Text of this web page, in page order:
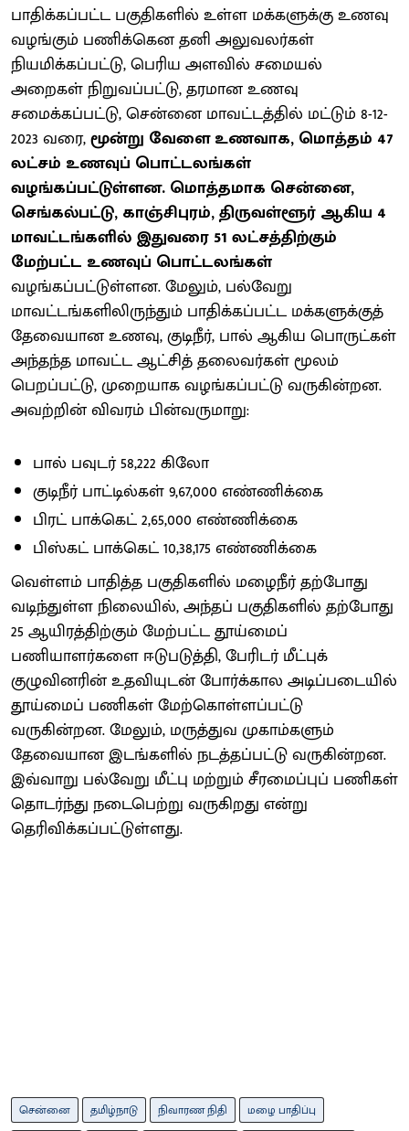
பாதிக்கப்பட்ட பகுதிகளில் உள்ள மக்களுக்கு உணவு
வழங்கும் பணிக்கென தனி அலுவலர்கள்
நியமிக்கப்பட்டு, பெரிய அளவில் சமையல்
அறைகள் நிறுவப்பட்டு, தரமான உணவு
சமைக்கப்பட்டு, சென்னை மாவட்டத்தில் மட்டும் 8-12-
2023 வரை,மூன்று வேளை உணவாக, மொத்தம் 47
லட்சம் உணவுப் பொட்டலங்கள்
வழங்கப்பட்டுள்ளன. மொத்தமாக சென்னை,
செங்கல்பட்டு, காஞ்சிபுரம், திருவள்ளூர் ஆகிய 4
மாவட்டங்களில் இதுவரை 51 லட்சத்திற்கும்
மேற்பட்ட உணவுப் பொட்டலங்கள்
வழங்கப்பட்டுள்ளன. மேலும், பல்வேறு
மாவட்டங்களிலிருந்தும் பாதிக்கப்பட்ட மக்களுக்குத்
தேவையான உணவு, குடிநீர், பால் ஆகிய பொருட்கள்
அந்தந்த மாவட்ட ஆட்சித் தலைவர்கள் மூலம்
பெறப்பட்டு, முறையாக வழங்கப்பட்டு வருகின்றன.
அவற்றின் விவரம் பின்வருமாறு:
பால் பவுடர் 58,222 கிலோ
குடிநீர் பாட்டில்கள் 9,67,000 எண்ணிக்கை
பிரட் பாக்கெட் 2,65,000 எண்ணிக்கை
பிஸ்கட் பாக்கெட் 10,38,175 எண்ணிக்கை
வெள்ளம் பாதித்த பகுதிகளில் மழைநீர் தற்போது
வடிந்துள்ள நிலையில், அந்தப் பகுதிகளில் தற்போது
25 ஆயிரத்திற்கும் மேற்பட்ட தூய்மைப்
பணியாளர்களை ஈடுபடுத்தி, பேரிடர் மீட்புக்
குழுவினரின் உதவியுடன் போர்க்கால அடிப்படையில்
தூய்மைப் பணிகள் மேற்கொள்ளப்பட்டு
வருகின்றன. மேலும், மருத்துவ முகாம்களும்
தேவையான இடங்களில் நடத்தப்பட்டு வருகின்றன.
இவ்வாறு பல்வேறு மீட்பு மற்றும் சீரமைப்புப் பணிகள்
தொடர்ந்து நடைபெற்று வருகிறது என்று
தெரிவிக்கப்பட்டுள்ளது.
சென்னை தமிழ்நாடு நிவாரண நிதி மழை பாதிப்பு